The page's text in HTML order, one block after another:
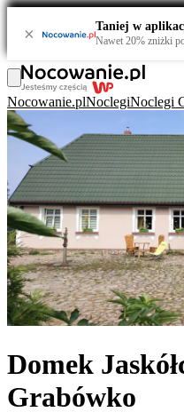
× Taniej w
Nawet 20% zniżki
Nocowanie.plNoclegiNoclegi
Domek
Grabówko